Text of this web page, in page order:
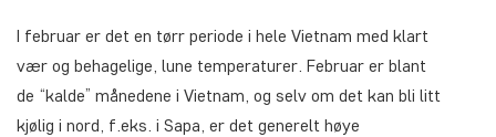
I februar er det en tørr periode i hele Vietnam med klart
vær og behagelige, lune temperaturer. Februar er blant
de “kalde” månedene i Vietnam, og selv om det kan bli litt
kjølig i nord, f.eks. i Sapa, er det generelt høye